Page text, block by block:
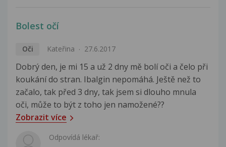
Bolest očí
Oči Kateřina 27.6.2017
Dobrý den, je mi 15 a už 2 dny mě bolí oči a čelo při
koukání do stran. Ibalgin nepomáhá. Ještě než to
začalo, tak před 3 dny, tak jsem si dlouho mnula
oči, může to být z toho jen namožené??
Zobrazit více
Odpovídá lékař: